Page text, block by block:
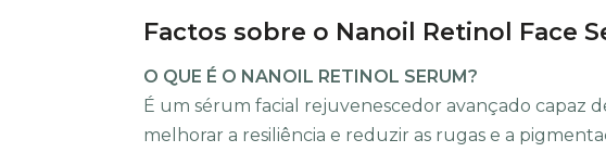
Factos sobre o Nanoil Retinol Face
O QUE É O NANOIL RETINOL SERUM?
É um sérum facial rejuvenescedor avançado capaz
melhorar a resiliência e reduzir as rugas e a